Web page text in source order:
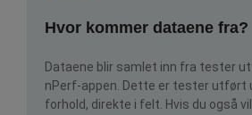
Hvor kommer dataene fra?
Dataene blir samlet inn fra tester
nPerf-appen. Dette er tester utført
forhold, direkte i felt. Hvis du også